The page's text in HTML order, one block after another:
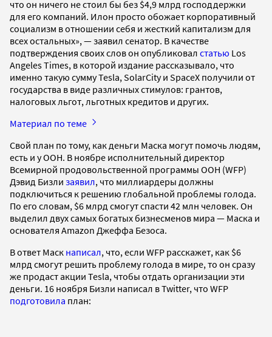
что он ничего не стоил бы без $4,9 млрд господдержки
для его компаний. Илон просто обожает корпоративный
социализм в отношении себя и жесткий капитализм для
всех остальных», — заявил сенатор. В качестве
подтверждения своих слов он опубликовал статью Los
Angeles Times, в которой издание рассказывало, что
именно такую сумму Tesla, SolarCity и SpaceX получили от
государства в виде различных стимулов: грантов,
налоговых льгот, льготных кредитов и других.
Материал по теме
Свой план по тому, как деньги Маска могут помочь людям,
есть и у ООН. В ноябре исполнительный директор
Всемирной продовольственной программы ООН (WFP)
Дэвид Бизли заявил, что миллиардеры должны
подключиться к решению глобальной проблемы голода.
По его словам, $6 млрд смогут спасти 42 млн человек. Он
выделил двух самых богатых бизнесменов мира — Маска и
основателя Amazon Джеффа Безоса.
В ответ Маск написал, что, если WFP расскажет, как $6
млрд смогут решить проблему голода в мире, то он сразу
же продаст акции Tesla, чтобы отдать организации эти
деньги. 16 ноября Бизли написал в Twitter, что WFP
подготовила план: